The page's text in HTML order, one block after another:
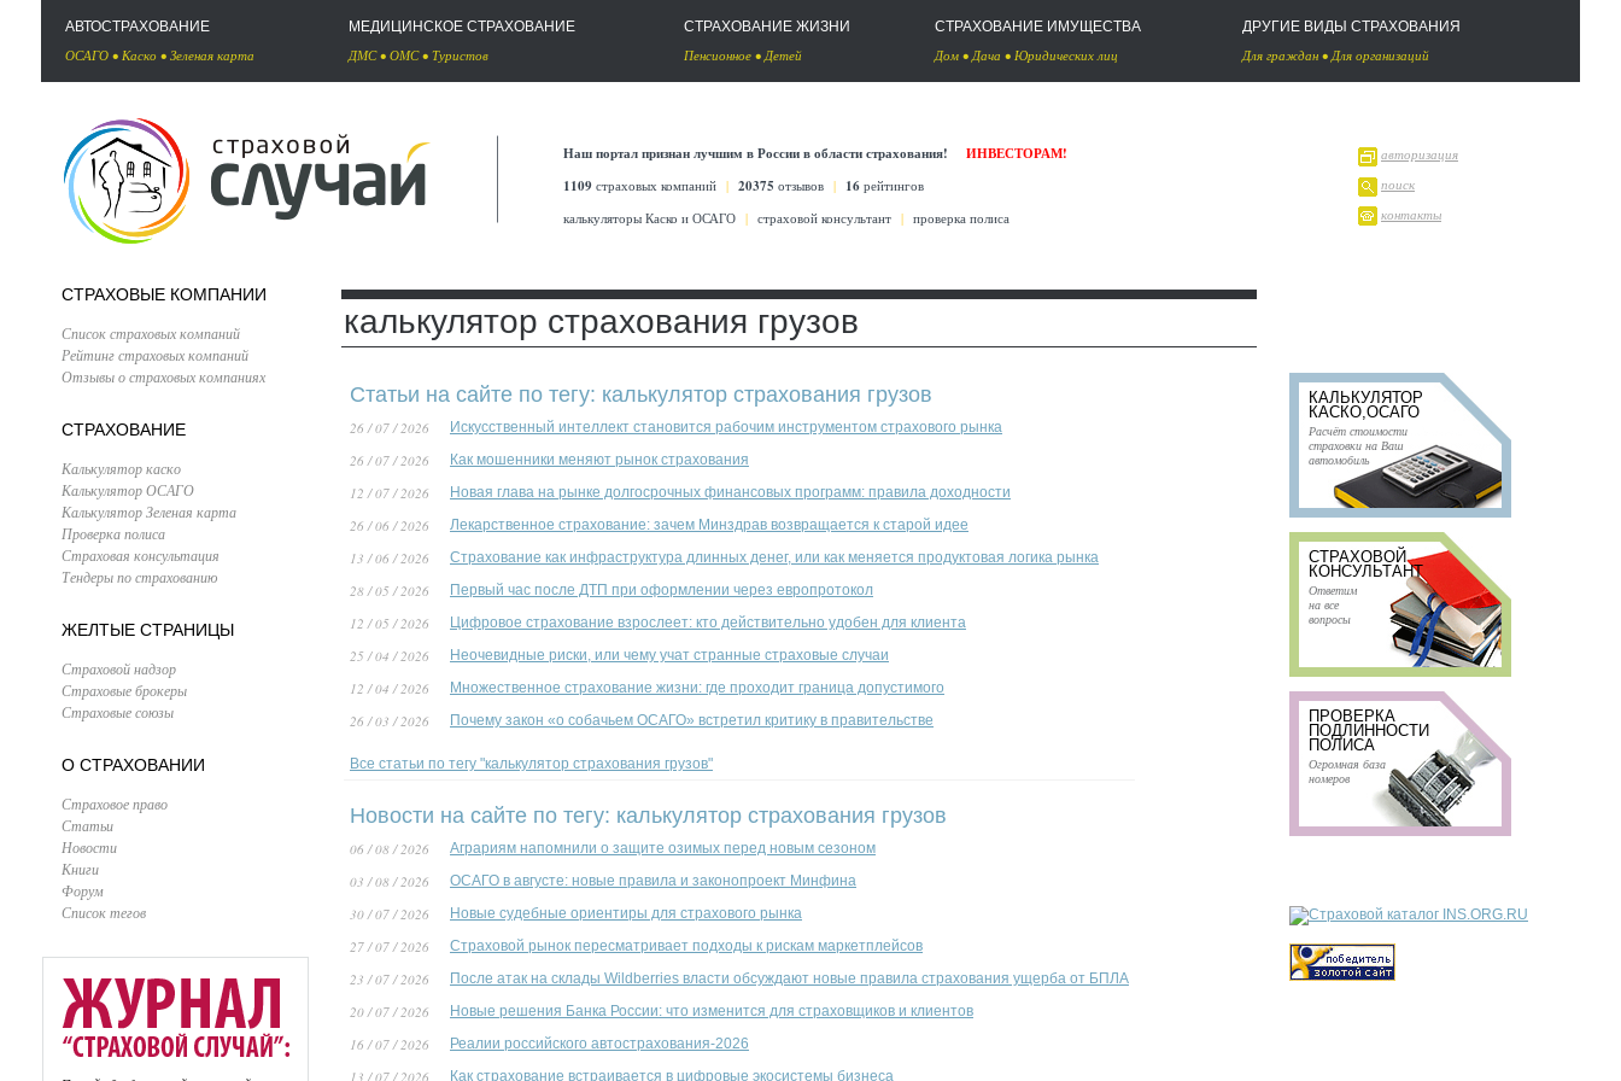
АВТОСТРАХОВАНИЕ
ОСАГО • Каско • Зеленая карта
МЕДИЦИНСКОЕ СТРАХОВАНИЕ
ДМС• ОМС• Туристов
СТРАХОВАНИЕ ЖИЗНИ
Пенсионное •Детей
СТРАХОВАНИЕ ИМУЩЕСТВА
Дом •Дача • Юридических лиц
ДРУГИЕ ВИДЫ СТРАХОВАНИЯ
Для граждан •Для организаций
Наш портал признан лучшим в России в области страхования!
ИНВЕСТОРАМ!
1109 страховых компаний | 20375 отзывов | 16 рейтингов
калькуляторы Каско и ОСАГО | страховой консультант | проверка полиса
авторизация
поиск
контакты
СТРАХОВЫЕ КОМПАНИИ
Список страховых компаний
Рейтинг страховых компаний
Отзывы о страховых компаниях
СТРАХОВАНИЕ
Калькулятор каско
Калькулятор ОСАГО
Калькулятор Зеленая карта
Проверка полиса
Страховая консультация
Тендеры по страхованию
ЖЕЛТЫЕ СТРАНИЦЫ
Страховой надзор
Страховые брокеры
Страховые союзы
О СТРАХОВАНИИ
Страховое право
Статьи
Новости
Книги
Форум
Список тегов
калькулятор страхования грузов
Статьи на сайте по тегу: калькулятор страхования грузов
26 / 07 / 2026 Искусственный интеллект становится рабочим инструментом страхового рынка
26 / 07 / 2026 Как мошенники меняют рынок страхования
12 / 07 / 2026 Новая глава на рынке долгосрочных финансовых программ: правила доходности
26 / 06 / 2026 Лекарственное страхование: зачем Минздрав возвращается к старой идее
13 / 06 / 2026 Страхование как инфраструктура длинных денег, или как меняется продуктовая логика рынка
28 / 05 / 2026 Первый час после ДТП при оформлении через европротокол
12 / 05 / 2026 Цифровое страхование взрослеет: кто действительно удобен для клиента
25 / 04 / 2026 Неочевидные риски, или чему учат странные страховые случаи
12 / 04 / 2026 Множественное страхование жизни: где проходит граница допустимого
26 / 03 / 2026 Почему закон «о собачьем ОСАГО» встретил критику в правительстве
Все статьи по тегу "калькулятор страхования грузов"
Новости на сайте по тегу: калькулятор страхования грузов
06 / 08 / 2026 Аграриям напомнили о защите озимых перед новым сезоном
03 / 08 / 2026 ОСАГО в августе: новые правила и законопроект Минфина
30 / 07 / 2026 Новые судебные ориентиры для страхового рынка
27 / 07 / 2026 Страховой рынок пересматривает подходы к рискам маркетплейсов
23 / 07 / 2026 После атак на склады Wildberries власти обсуждают новые правила страхования ущерба от БПЛА
20 / 07 / 2026 Новые решения Банка России: что изменится для страховщиков и клиентов
16 / 07 / 2026 Реалии российского автострахования-2026
13 / 07 / 2026 Как страхование встраивается в цифровые экосистемы бизнеса
КАЛЬКУЛЯТОР
КАСКО,ОСАГО
Расчёт стоимости
страховки на Ваш
автомобиль
СТРАХОВОЙ
КОНСУЛЬТАНТ
Ответим
на все
вопросы
ПРОВЕРКА
ПОДЛИННОСТИ
ПОЛИСА
Огромная база
номеров